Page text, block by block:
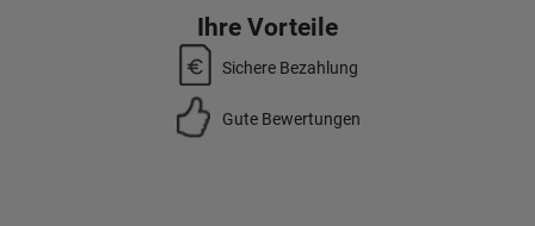
Ihre Vorteile
Sichere Bezahlung
Gute Bewertungen